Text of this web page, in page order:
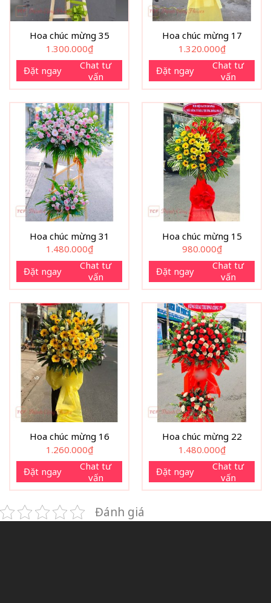
Hoa chúc mừng 35
1.300.000₫
Đặt ngay
Chat tư
vấn
Hoa chúc mừng 17
1.320.000₫
Đặt ngay
Chat tư
vấn
Hoa chúc mừng 31
1.480.000₫
Đặt ngay
Chat tư
vấn
Hoa chúc mừng 15
980.000₫
Đặt ngay
Chat tư
vấn
Hoa chúc mừng 16
1.260.000₫
Đặt ngay
Chat tư
vấn
Hoa chúc mừng 22
1.480.000₫
Đặt ngay
Chat tư
vấn
Đánh giá